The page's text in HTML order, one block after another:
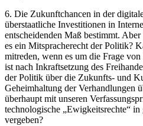
6. Die Zukunftchancen in der
überstaatliche Investitionen in
entscheidenden Maß bestimmt.
es ein Mitspracherecht der Politik?
mitreden, wenn es um die Frage
ist nach Inkraftsetzung des
der Politik über die Zukunfts- und
Geheimhaltung der Verhandlungen
überhaupt mit unseren
technologische „Ewigkeitsrechte“
vergeben?